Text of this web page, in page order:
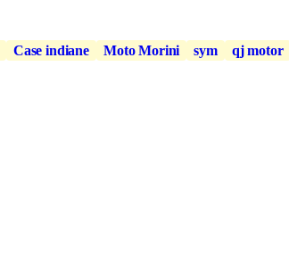
Case indiane Moto Morini sym qj motor